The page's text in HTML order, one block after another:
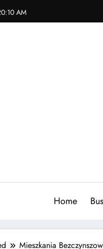
AM
Home
Mieszkania